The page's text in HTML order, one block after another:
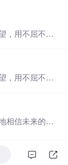
体现了人性中
，用不屈不挠
，用不屈不挠
相信未来的情